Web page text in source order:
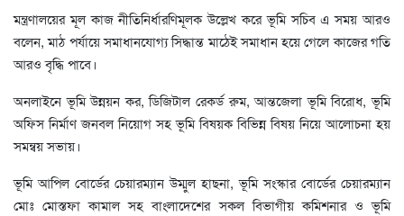
মন্ত্রণালয়ের মূল কাজ নীতিনির্ধারণিমূলক উল্লেখ করে ভূমি সচিব এ সময় আরও
বলেন, মাঠ পর্যায়ে সমাধানযোগ্য সিদ্ধান্ত মাঠেই সমাধান হয়ে গেলে কাজের গতি
আরও বৃদ্ধি পাবে।
অনলাইনে ভূমি উন্নয়ন কর, ডিজিটাল রেকর্ড রুম, আন্তজেলা ভূমি বিরোধ, ভূমি
অফিস নির্মাণ জনবল নিয়োগ সহ ভূমি বিষয়ক বিভিন্ন বিষয় নিয়ে আলোচনা হয়
সমন্বয় সভায়।
ভূমি আপিল বোর্ডের চেয়ারম্যান উম্মুল হাছনা, ভূমি সংস্কার বোর্ডের চেয়ারম্যান
মোঃ মোস্তফা কামাল সহ বাংলাদেশের সকল বিভাগীয় কমিশনার ও ভূমি